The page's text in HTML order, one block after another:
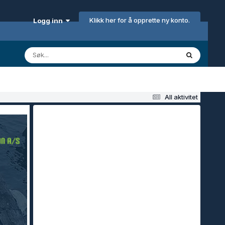
Logg inn Klikk her for å opprette ny konto.
All aktivitet